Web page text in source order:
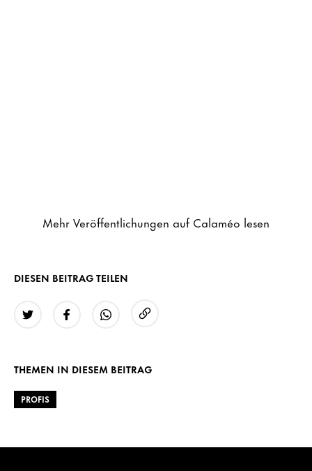
Mehr Veröffentlichungen auf Calaméo lesen
DIESEN BEITRAG TEILEN
THEMEN IN DIESEM BEITRAG
PROFIS